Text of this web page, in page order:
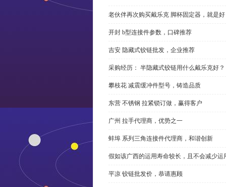
老伙伴再次购买戴乐克 脚杯固定器，就是
开封 b型连接件参数，口碑推荐
吉安 隐藏式铰链批发，企业推荐
采购经历： 半隐藏式铰链用什么戴乐克好？
攀枝花 减震缓冲件型号，铸造品质
东营 不锈钢 拉紧锁订做，赢得客户
广州 拉手代理商，优势之一
蚌埠 系列三角连接件代理商，和谐创新
假如该广西的运用寿命较长，且不会减少
平凉 铰链批发价，恭请惠顾